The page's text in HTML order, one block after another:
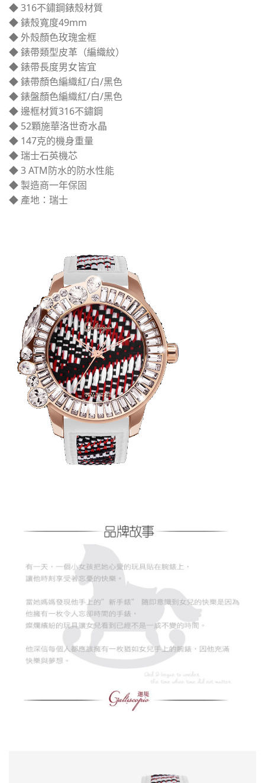
◆ 316不鏽鋼錶殼材質
◆ 錶殼寬度49mm
◆ 外殼顏色玫瑰金框
◆ 錶帶類型皮革（編織紋）
◆ 錶帶長度男女皆宜
◆ 錶帶顏色編織紅/白/黑色
◆ 錶盤顏色編織紅/白/黑色
◆ 邊框材質316不鏽鋼
◆ 52顆施華洛世奇水晶
◆ 147克的機身重量
◆ 瑞士石英機芯
◆ 3 ATM防水的防水性能
◆ 製造商一年保固
◆ 產地：瑞士